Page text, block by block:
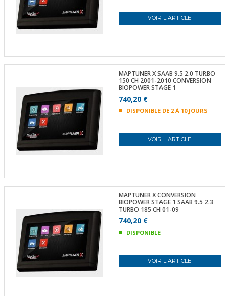
VOIR L ARTICLE
MAPTUNER X SAAB 9.5 2.0 TURBO
150 CH 2001-2010 CONVERSION
BIOPOWER STAGE 1
740,20 €
DISPONIBLE DE 2 À 10 JOURS
VOIR L ARTICLE
MAPTUNER X CONVERSION
BIOPOWER STAGE 1 SAAB 9.5 2.3
TURBO 185 CH 01-09
740,20 €
DISPONIBLE
VOIR L ARTICLE